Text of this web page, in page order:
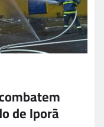
de Iporã